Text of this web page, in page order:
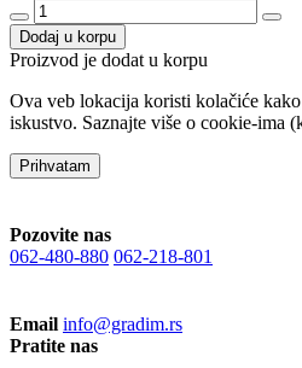
Dodaj u korpu
Proizvod je dodat u korpu
Ova veb lokacija koristi kolačiće
iskustvo. Saznajte više o cookie-ima
Prihvatam
Pozovite nas
062-480-880 062-218-801
Email info@gradim.rs
Pratite nas